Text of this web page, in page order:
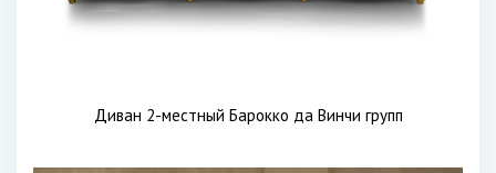
Диван 2-местный Барокко да Винчи групп